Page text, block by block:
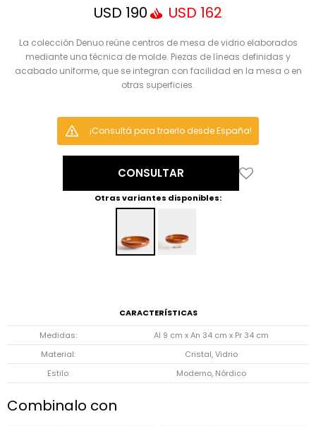
USD 190 USD 162
La colección Denuo reúne centros de mesa de vidrio elaborados
mediante una técnica de molde. Piezas de líneas definidas y
acabado uniforme, que se integran con facilidad en la mesa o en
otras superficies.
¡Consultá para traerlo desde España!
CONSULTAR
Otras variantes disponibles:
CARACTERÍSTICAS
Medidas
Al 9 cm x An 34 cm x Pr 34 cm
Material
Cristal, Vidrio
Estilo
Moderno, Nórdico
Combinalo con
ENVIAR